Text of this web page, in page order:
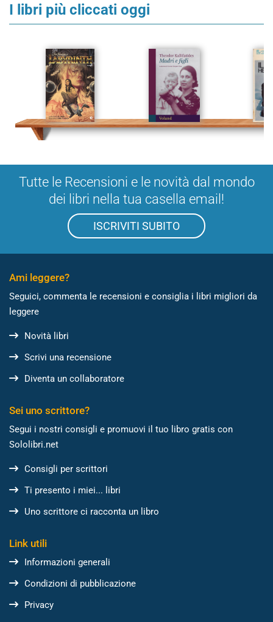
I libri più cliccati oggi
Tutte le Recensioni e le novità dal mondo
dei libri nella tua casella email!
ISCRIVITI SUBITO
Ami leggere?
Seguici, commenta le recensioni e consiglia i libri migliori da
leggere
Novità libri
Scrivi una recensione
Diventa un collaboratore
Sei uno scrittore?
Segui i nostri consigli e promuovi il tuo libro gratis con
Sololibri.net
Consigli per scrittori
Ti presento i miei... libri
Uno scrittore ci racconta un libro
Link utili
Informazioni generali
Condizioni di pubblicazione
Privacy